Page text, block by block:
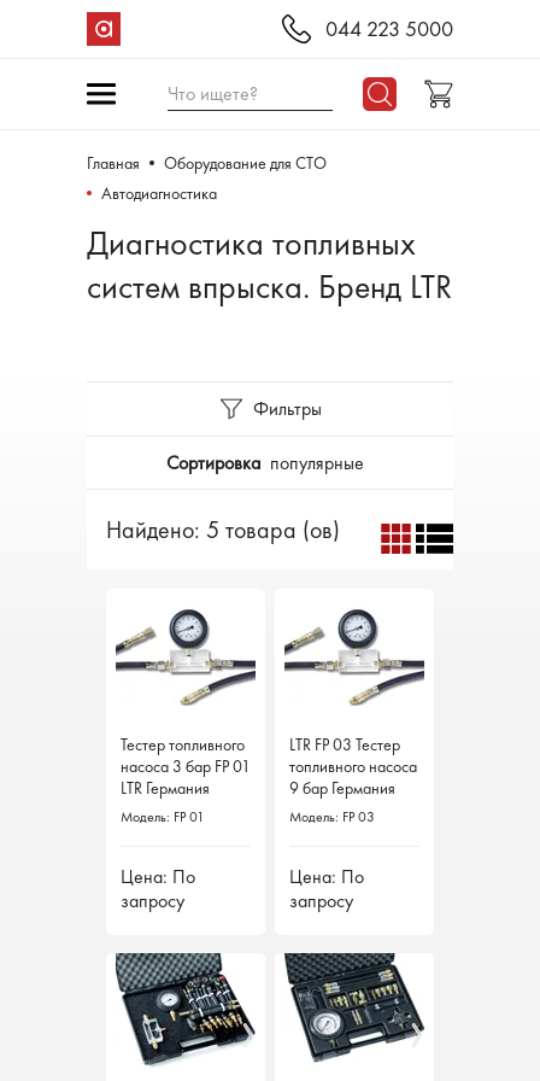
044 223 5000
Что ищете?
Главная
Оборудование для СТО
Автодиагностика
Диагностика топливных
систем впрыска. Бренд LTR
Фильтры
Сортировка популярные
Найдено: 5 товара (ов)
Тестер топливного
насоса 3 бар FP 01
LTR Германия
Модель: FP 01
Цена: По
запросу
LTR FP 03 Тестер
топливного насоса
9 бар Германия
Модель: FP 03
Цена: По
запросу